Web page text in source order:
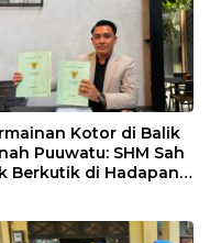
Kotor di Balik
Puuwatu: SHM Sah
Berkutik di Hadapan